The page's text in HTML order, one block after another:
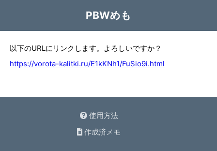
PBWめも
以下のURLにリンクします。よろしいですか？
https://vorota-kalitki.ru/E1kKNh1/FuSio9i.html
使用方法
作成済メモ